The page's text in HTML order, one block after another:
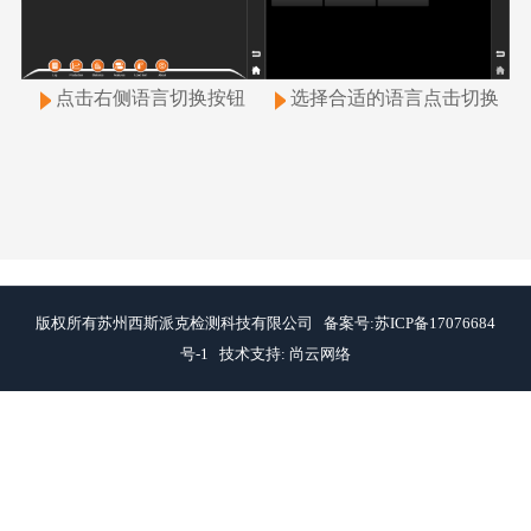
点击右侧语言切换按钮 选择合适的语言点击切换
版权所有苏州西斯派克检测科技有限公司 备案号:苏ICP备17076684
号-1 技术支持: 尚云网络